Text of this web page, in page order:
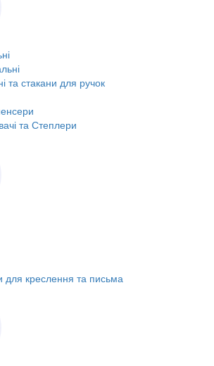
та стакани для ручок
та Степлери
для креслення та письма